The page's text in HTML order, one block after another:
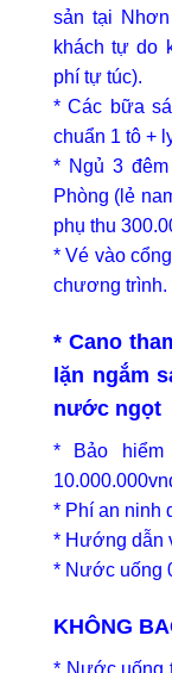
sản tại
khách tự do
phí tự túc).
* Các bữa
chuẩn 1 tô +
* Ngủ 3
Phòng (lẻ
phụ thu
* Vé vào
chương trình.
* Cano
lặn ngắm
nước ngọt
* Bảo
* Phí an ninh
* Hướng dẫn
* Nước uống
KHÔNG
* Nước uống